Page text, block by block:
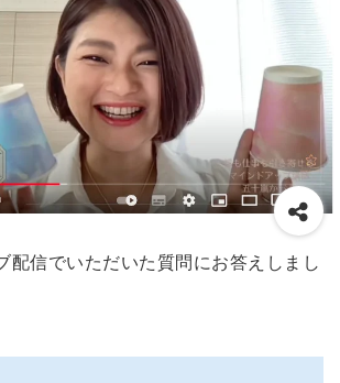
配信でいただいた質問にお答えしまし